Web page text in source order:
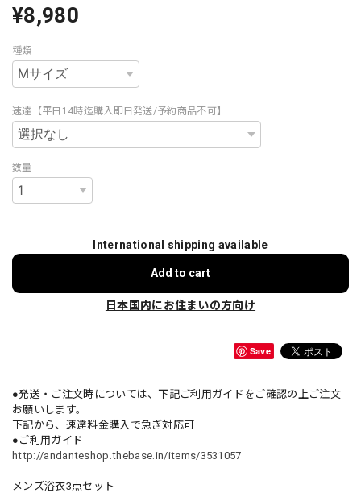
¥8,980
種類
速達【平日14時迄購入即日発送/予約商品不可】
数量
International shipping available
Add to cart
日本国内にお住まいの方向け
Save
●発送・ご注文時については、下記ご利用ガイドをご確認の上ご注文
お願いします。
下記から、速達料金購入で急ぎ対応可
●ご利用ガイド
http://andanteshop.thebase.in/items/3531057
メンズ浴衣3点セット